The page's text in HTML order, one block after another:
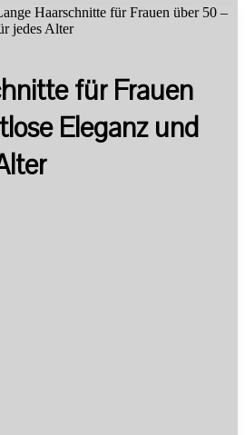
Haarschnitte für Frauen über 50 –
jedes Alter
für Frauen
Eleganz und